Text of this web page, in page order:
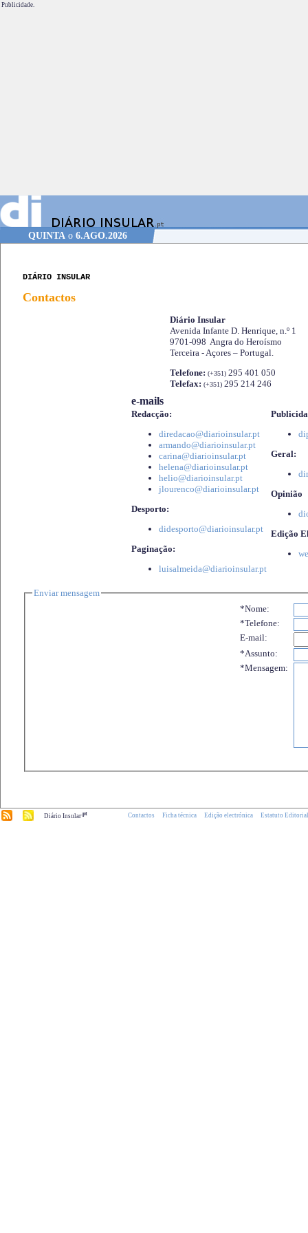
Publicidade.
QUINTAo 6.AGO.2026
DIÁRIO INSULAR
Contactos
Diário Insular
Avenida Infante D. Henrique, n.º 1
9701-098 Angra do Heroísmo
Terceira - Açores – Portugal.
Telefone: (+351) 295 401 050
Telefax: (+351) 295 214 246
e-mails
Redacção:
diredacao@diarioinsular.pt
armando@diarioinsular.pt
carina@diarioinsular.pt
helena@diarioinsular.pt
helio@diarioinsular.pt
jlourenco@diarioinsular.pt
Desporto:
didesporto@diarioinsular.pt
Paginação:
luisalmeida@diarioinsular.pt
Geral:
Opinião
Edição
Enviar mensagem
*Nome:
*Telefone:
E-mail:
*Assunto:
*Mensagem:
Diário Insular.pt Contactos Ficha técnica Edição electrónica Estatuto Editorial